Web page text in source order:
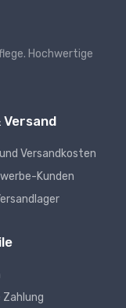
Hochwertige
Versand
Versandkosten
Kunden
Zahlung